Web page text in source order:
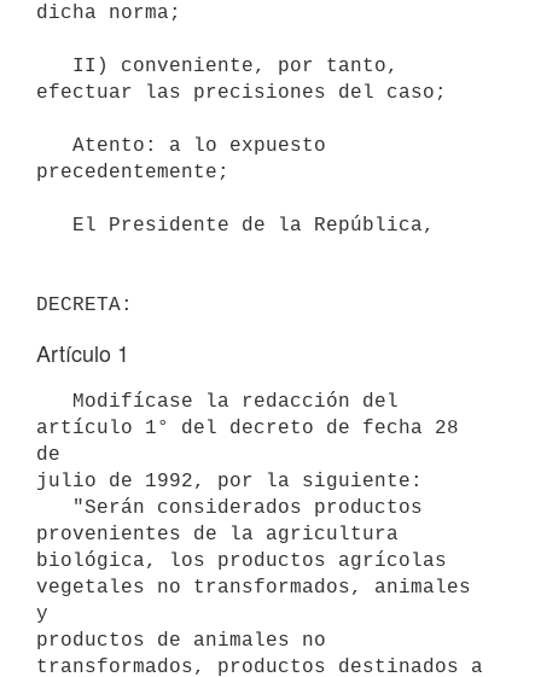
dicha norma;
efectuar las precisiones del caso;
precedentemente;
DECRETA:
Artículo 1
artículo 1° del decreto de fecha 28
de
julio de 1992, por la siguiente:
provenientes de la agricultura
biológica, los productos agrícolas
vegetales no transformados, animales
y
productos de animales no
transformados, productos destinados a